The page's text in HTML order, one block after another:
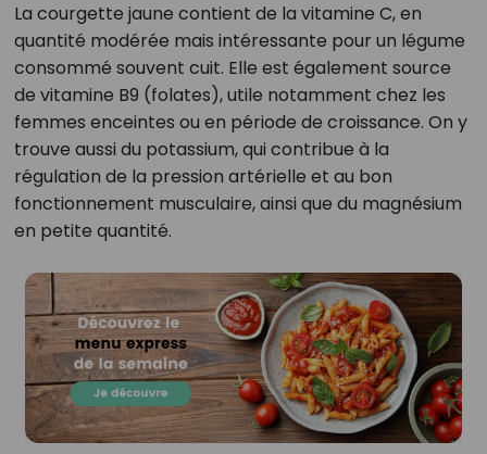
La courgette jaune contient de la vitamine C, en
quantité modérée mais intéressante pour un légume
consommé souvent cuit. Elle est également source
de vitamine B9 (folates), utile notamment chez les
femmes enceintes ou en période de croissance. On y
trouve aussi du potassium, qui contribue à la
régulation de la pression artérielle et au bon
fonctionnement musculaire, ainsi que du magnésium
en petite quantité.